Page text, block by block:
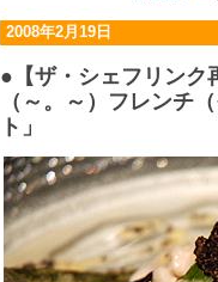
2008年2月19日
●【ザ・シェフリンク
（～。～）フレンチ
ト」